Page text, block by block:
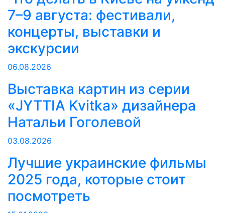
7–9 августа: фестивали,
концерты, выставки и
экскурсии
06.08.2026
Выставка картин из серии
«JYTTIA Kvitka» дизайнера
Натальи Гоголевой
03.08.2026
Лучшие украинские фильмы
2025 года, которые стоит
посмотреть